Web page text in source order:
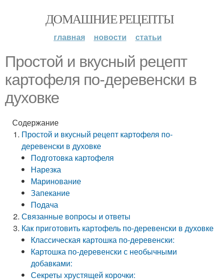
ДОМАШНИЕ РЕЦЕПТЫ
главная новости статьи
Простой и вкусный рецепт
картофеля по-деревенски в
духовке
Содержание
Простой и вкусный рецепт картофеля по-
деревенски в духовке
Подготовка картофеля
Нарезка
Маринование
Запекание
Подача
Связанные вопросы и ответы
Как приготовить картофель по-деревенски в духовке
Классическая картошка по-деревенски:
Картошка по-деревенски с необычными
добавками:
Секреты хрустящей корочки: